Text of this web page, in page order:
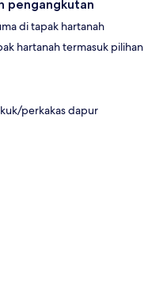
pengangkutan
di tapak hartanah
hartanah termasuk pilihan
perkakas dapur